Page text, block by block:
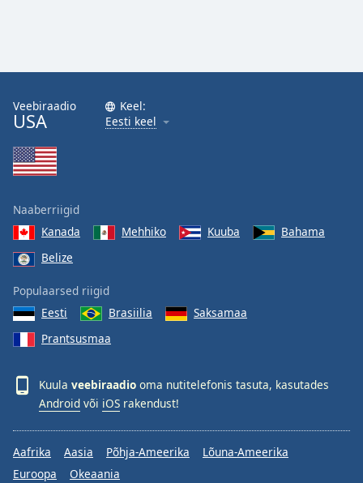
Veebiraadio
USA
Keel:
Eesti keel
Naaberriigid
Kanada
Mehhiko Kuuba
Bahama
Belize
Populaarsed riigid
Eesti
Brasiilia
Saksamaa
Prantsusmaa
Kuula veebiraadio oma nutitelefonis tasuta, kasutades
Android või iOS rakendust!
Aafrika Aasia Põhja-Ameerika
Lõuna-Ameerika
Euroopa
Okeaania